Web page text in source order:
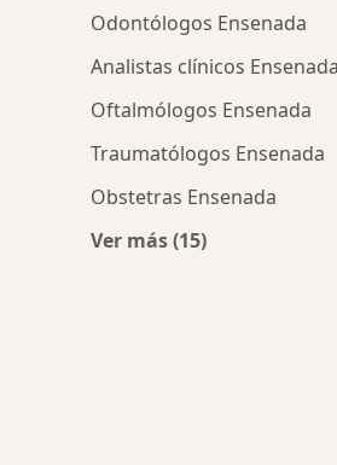
Odontólogos Ensenada
Analistas clínicos Ensenada
Oftalmólogos Ensenada
Traumatólogos Ensenada
Obstetras Ensenada
Ver más (15)
ciudad